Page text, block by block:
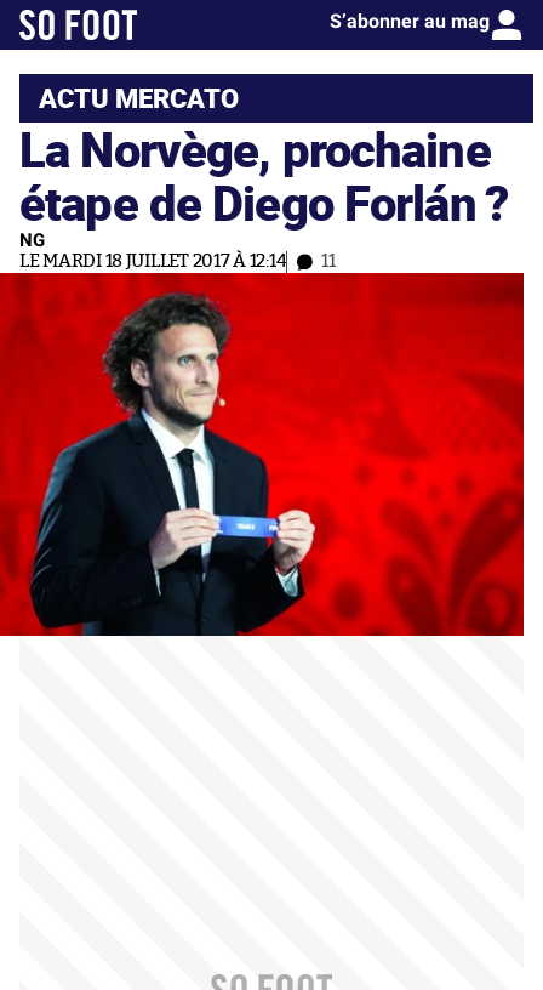
S’abonner au mag
ACTU MERCATO
La Norvège, prochaine
étape de Diego Forlán ?
NG
LE MARDI 18 JUILLET 2017 À 12:14 11